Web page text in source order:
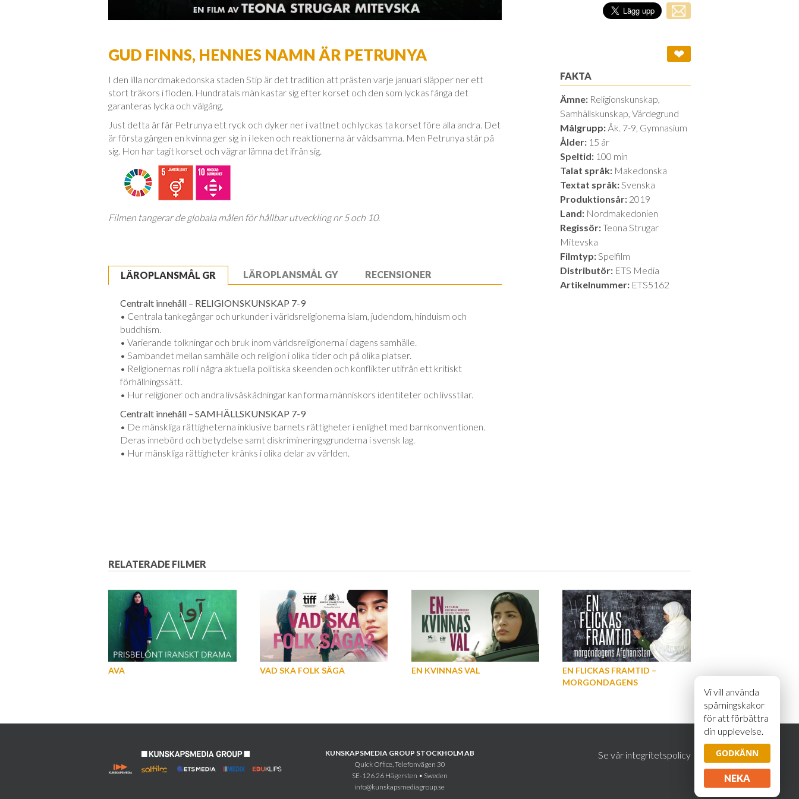
Vi vill använda
spårningskakor
för att förbättra
din upplevelse.
GODKÄNN
NEKA
GUD FINNS, HENNES NAMN ÄR PETRUNYA
I den lilla nordmakedonska staden Stip är det tradition att prästen varje januari släpper ner ett
stort träkors i floden. Hundratals män kastar sig efter korset och den som lyckas fånga det
garanteras lycka och välgång.
Just detta år får Petrunya ett ryck och dyker ner i vattnet och lyckas ta korset före alla andra. Det
är första gången en kvinna ger sig in i leken och reaktionerna är våldsamma. Men Petrunya står på
sig. Hon har tagit korset och vägrar lämna det ifrån sig.
Filmen tangerar de globala målen för hållbar utveckling nr 5 och 10.
LÄROPLANSMÅL GR
Centralt innehåll – RELIGIONSKUNSKAP 7-9
• Centrala tankegångar och urkunder i världsreligionerna islam, judendom, hinduism och
buddhism.
• Varierande tolkningar och bruk inom världsreligionerna i dagens samhälle.
• Sambandet mellan samhälle och religion i olika tider och på olika platser.
• Religionernas roll i några aktuella politiska skeenden och konflikter utifrån ett kritiskt
förhållningssätt.
• Hur religioner och andra livsåskådningar kan forma människors identiteter och livsstilar.
Centralt innehåll – SAMHÄLLSKUNSKAP 7-9
• De mänskliga rättigheterna inklusive barnets rättigheter i enlighet med barnkonventionen.
Deras innebörd och betydelse samt diskrimineringsgrunderna i svensk lag.
• Hur mänskliga rättigheter kränks i olika delar av världen.
LÄROPLANSMÅL GY RECENSIONER
❤
FAKTA
Ämne: Religionskunskap,
Samhällskunskap, Värdegrund
Målgrupp: Åk. 7-9, Gymnasium
Ålder: 15 år
Speltid: 100 min
Talat språk: Makedonska
Textat språk:Svenska
Produktionsår: 2019
Land: Nordmakedonien
Regissör:Teona Strugar
Mitevska
Filmtyp:Spelfilm
Distributör: ETS Media
Artikelnummer: ETS5162
RELATERADE FILMER
AVA VAD SKA FOLK SÄGA EN KVINNAS VAL
EN FLICKAS FRAMTID –
MORGONDAGENS
KUNSKAPSMEDIA GROUP STOCKHOLM AB
Quick Office, Telefonvägen 30
SE-126 26 Hägersten • Sweden
info@kunskapsmediagroup.se
Se vår integritetspolicy